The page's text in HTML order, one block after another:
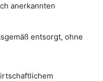
anerkannten
entsorgt, ohne